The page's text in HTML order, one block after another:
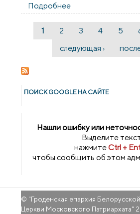
Подробнее
мероприятиях,
Страницы
1 2 3 4 5
следующая ›
ПОИСК GOОGLE НА САЙТЕ
Нашли ошибку или
Выделите
нажмитеCtrl +
чтобы сообщить об этом
© "Гроденская епархия
Церкви Московского Патриархата"